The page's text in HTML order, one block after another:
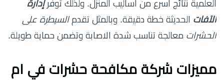
العلمية نتائج اسرع من اساليب المنزل. ولذلك توفرإدارة
الآفات الحديثة خطة دقيقة. وبالمثل تقدمالسيطرة على
الحشرات معالجة تناسب شدة الاصابة وتضمن حماية طويلة.
مميزات شركة مكافحة حشرات في ام